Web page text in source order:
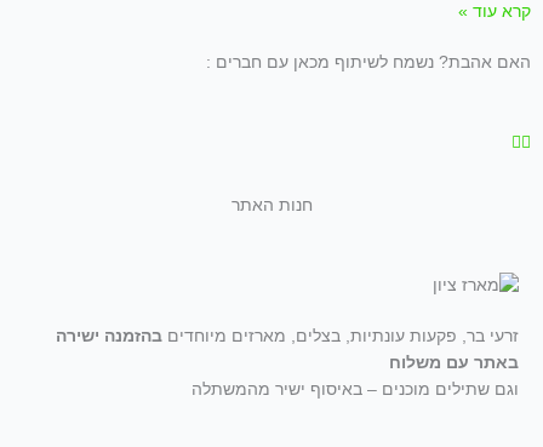
קרא עוד »
האם אהבת? נשמח לשיתוף מכאן עם חברים :
חנות האתר
זרעי בר, פקעות עונתיות, בצלים, מארזים מיוחדים בהזמנה ישירה
באתר עם משלוח
וגם שתילים מוכנים – באיסוף ישיר מהמשתלה